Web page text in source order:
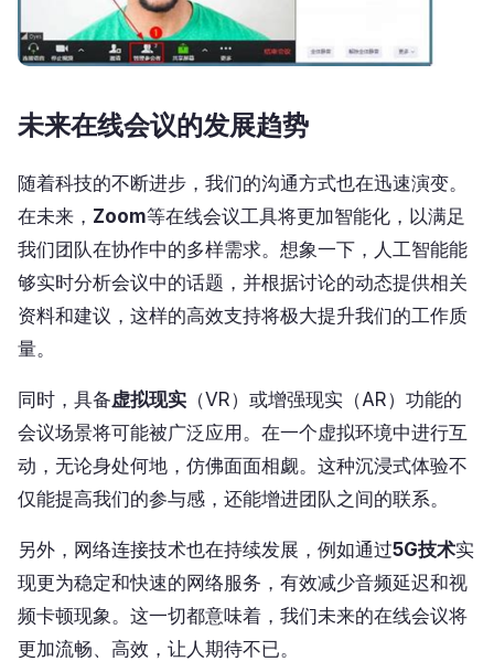
未来在线会议的发展趋势
随着科技的不断进步，我们的沟通方式也在迅速演变。
在未来， Zoom等在线会议工具将更加智能化，以满足
我们团队在协作中的多样需求。想象一下，人工智能能
够实时分析会议中的话题，并根据讨论的动态提供相关
资料和建议，这样的高效支持将极大提升我们的工作质
量。
同时，具备虚拟现实 （VR）或增强现实（AR）功能的
会议场景将可能被广泛应用。在一个虚拟环境中进行互
动，无论身处何地，仿佛面面相觑。这种沉浸式体验不
仅能提高我们的参与感，还能增进团队之间的联系。
另外，网络连接技术也在持续发展，例如通过5G技术实
现更为稳定和快速的网络服务，有效减少音频延迟和视
频卡顿现象。这一切都意味着，我们未来的在线会议将
更加流畅、高效，让人期待不已。